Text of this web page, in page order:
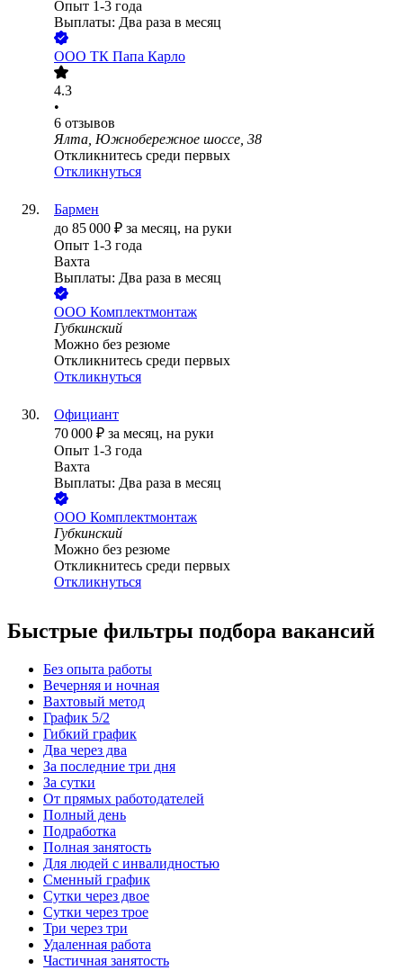
Опыт 1-3 года
Выплаты: Два раза в месяц
ООО ТК Папа Карло
4.3
•
6 отзывов
Ялта, Южнобережное шоссе, 38
Откликнитесь среди первых
Откликнуться
Бармен
до 85 000 ₽ за месяц, на руки
Опыт 1-3 года
Вахта
Выплаты: Два раза в месяц
ООО Комплектмонтаж
Губкинский
Можно без резюме
Откликнитесь среди первых
Откликнуться
Официант
70 000 ₽ за месяц, на руки
Опыт 1-3 года
Вахта
Выплаты: Два раза в месяц
ООО Комплектмонтаж
Губкинский
Можно без резюме
Откликнитесь среди первых
Откликнуться
Быстрые фильтры подбора вакансий
Без опыта работы
Вечерняя и ночная
Вахтовый метод
График 5/2
Гибкий график
Два через два
За последние три дня
За сутки
От прямых работодателей
Полный день
Подработка
Полная занятость
Для людей с инвалидностью
Сменный график
Сутки через двое
Сутки через трое
Три через три
Удаленная работа
Частичная занятость